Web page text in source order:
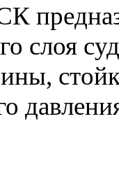
слоя